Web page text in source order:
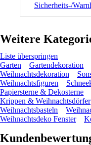
Sicherheits-/
Weitere
Liste überspringen
Garten
Gartendekoration
Weihnachtsdekoration
Weihnachtsfiguren
Papiersterne & Dekosterne
Krippen & Weihnachtsdörfer
Weihnachtsbasteln
Weihnachtsdeko Fenster